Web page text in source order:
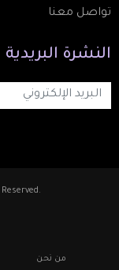
تواصل معنا
النشرة البريدية
Social Media
Footerمن نحن